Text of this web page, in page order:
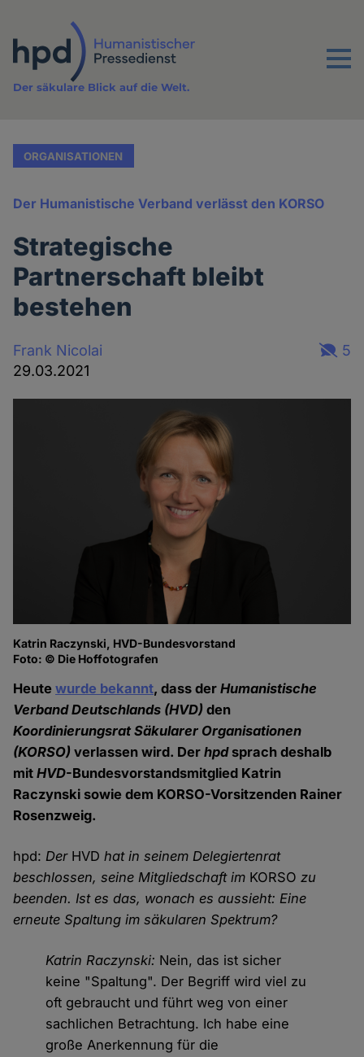
Inhalt
Menu
Der säkulare Blick auf die Welt.
ORGANISATIONEN
Der Humanistische Verband verlässt den KORSO
Strategische
Partnerschaft bleibt
bestehen
Frank Nicolai
29.03.2021
5
Katrin Raczynski, HVD-Bundesvorstand
Foto: © Die Hoffotografen
Heutewurde bekannt, dass derHumanistische
Verband Deutschlands (HVD) den
Koordinierungsrat Säkularer Organisationen
(KORSO) verlassen wird. Derhpdsprach deshalb
mitHVD-Bundesvorstandsmitglied Katrin
Raczynski sowie dem KORSO-Vorsitzenden Rainer
Rosenzweig.
hpd:Der HVD hat in seinem Delegiertenrat
beschlossen, seine Mitgliedschaft im KORSO zu
beenden. Ist es das, wonach es aussieht: Eine
erneute Spaltung im säkularen Spektrum?
Katrin Raczynski: Nein, das ist sicher
keine "Spaltung". Der Begriff wird viel zu
oft gebraucht und führt weg von einer
sachlichen Betrachtung. Ich habe eine
große Anerkennung für die